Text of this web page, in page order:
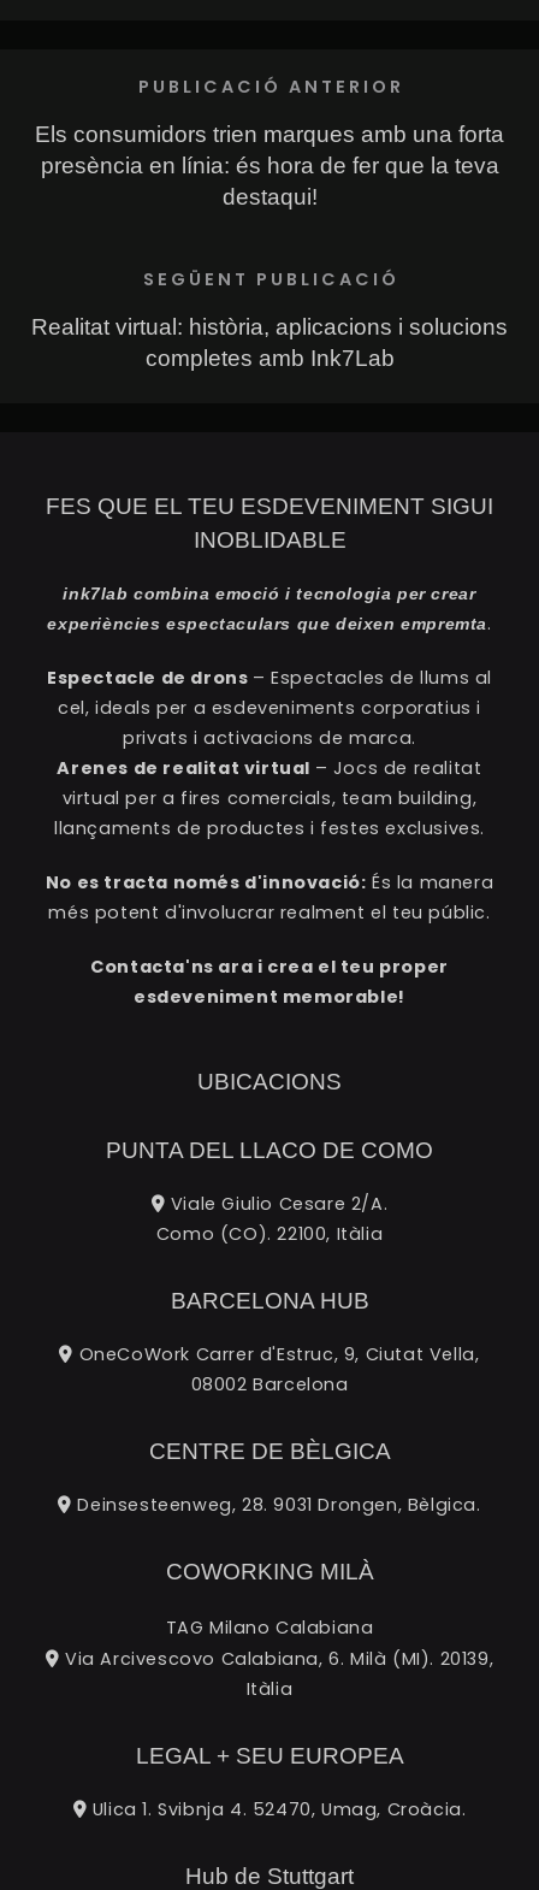
PUBLICACIÓ ANTERIOR
Els consumidors trien marques amb una forta
presència en línia: és hora de fer que la teva
destaqui!
SEGÜENT PUBLICACIÓ
Realitat virtual: història, aplicacions i solucions
completes amb Ink7Lab
FES QUE EL TEU ESDEVENIMENT SIGUI
INOBLIDABLE
ink7lab combina emoció i tecnologia per crear
experiències espectaculars que deixen empremta.
Espectacle de drons – Espectacles de llums al
cel, ideals per a esdeveniments corporatius i
privats i activacions de marca.
Arenes de realitat virtual – Jocs de realitat
virtual per a fires comercials, team building,
llançaments de productes i festes exclusives.
No es tracta només d'innovació: És la manera
més potent d'involucrar realment el teu públic.
Contacta'ns ara i crea el teu proper
esdeveniment memorable!
UBICACIONS
PUNTA DEL LLACO DE COMO
Viale Giulio Cesare 2/A.
Como (CO). 22100, Itàlia
BARCELONA HUB
OneCoWork Carrer d'Estruc, 9, Ciutat Vella,
08002 Barcelona
CENTRE DE BÈLGICA
Deinsesteenweg, 28. 9031 Drongen, Bèlgica.
COWORKING MILÀ
TAG Milano Calabiana
Via Arcivescovo Calabiana, 6. Milà (MI). 20139,
Itàlia
LEGAL + SEU EUROPEA
Ulica 1. Svibnja 4. 52470, Umag, Croàcia.
Hub de Stuttgart